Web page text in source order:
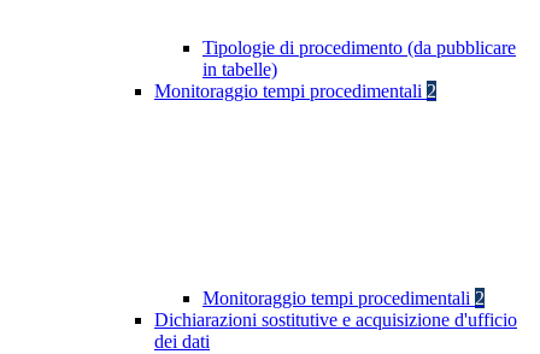
Tipologie di procedimento (da pubblicare
in tabelle)
Monitoraggio tempi procedimentali 2
Monitoraggio tempi procedimentali 2
Dichiarazioni sostitutive e acquisizione d'ufficio
dei dati